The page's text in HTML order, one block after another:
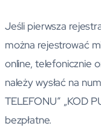
Jeśli pierwsza
można rejestrować
online, telefonicznie
należy wysłać na
TELEFONU” „KOD
bezpłatne.